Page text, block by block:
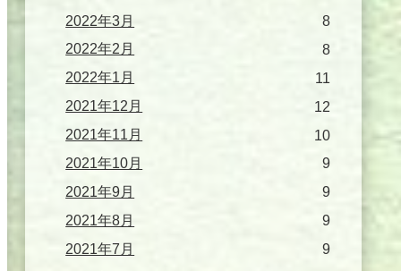
2022年3月
8
2022年2月
8
2022年1月
11
2021年12月
12
2021年11月
10
2021年10月
9
2021年9月
9
2021年8月
9
2021年7月
9